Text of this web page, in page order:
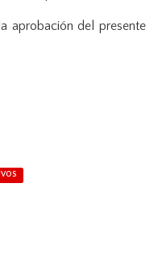
aprobación del presente